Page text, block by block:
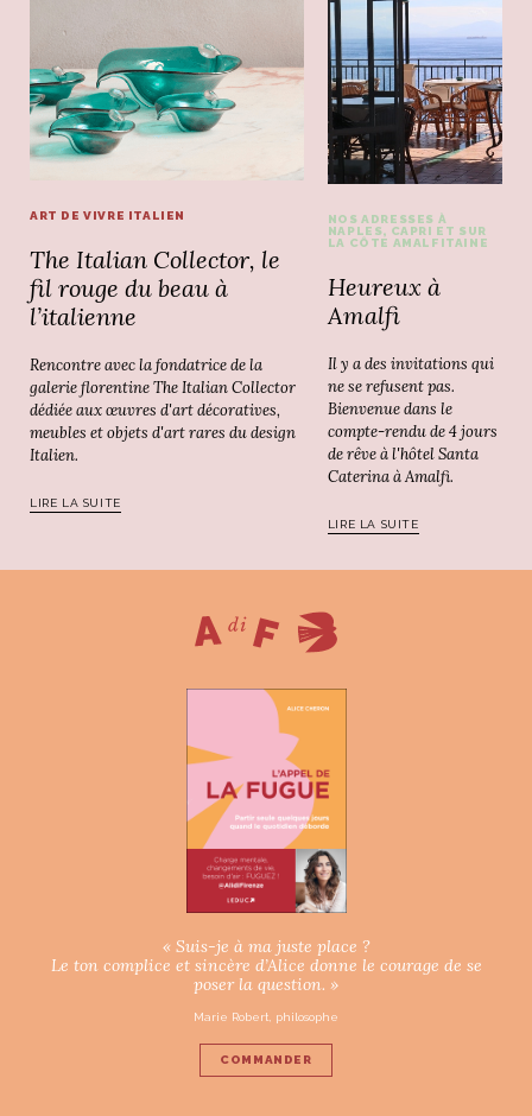
ART DE VIVRE ITALIEN
The Italian Collector, le
fil rouge du beau à
l’italienne
Rencontre avec la fondatrice de la
galerie florentine The Italian Collector
dédiée aux œuvres d'art décoratives,
meubles et objets d'art rares du design
Italien.
LIRE LA SUITE
NOS ADRESSES À
NAPLES, CAPRI ET SUR
LA CÔTE AMALFITAINE
Heureux à
Amalfi
Il y a des invitations qui
ne se refusent pas.
Bienvenue dans le
compte-rendu de 4 jours
de rêve à l'hôtel Santa
Caterina à Amalfi.
LIRE LA SUITE
« Suis-je à ma juste place ?
Le ton complice et sincère d’Alice donne le courage de se
poser la question. »
Marie Robert, philosophe
COMMANDER